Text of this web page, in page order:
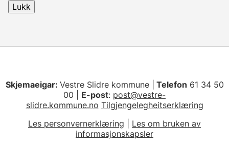
Skjemaeigar: Vestre Slidre kommune | Telefon 61 34 50
00 | E-post: post@vestre-
slidre.kommune.no Tilgjengelegheitserklæring
Les personvernerklæring
Les om bruken av
informasjonskapsler